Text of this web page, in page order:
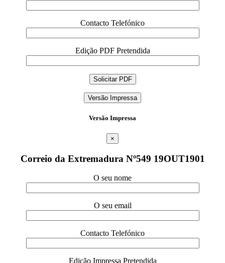
Contacto Telefónico
Edição PDF Pretendida
Versão Impressa
Versão Impressa
×
Correio da Extremadura Nº549 19OUT1901
O seu nome
O seu email
Contacto Telefónico
Edição Impressa Pretendida